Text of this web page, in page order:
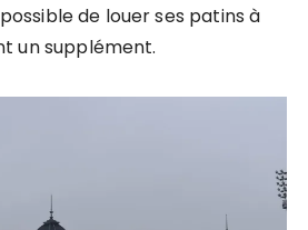
de louer ses patins à
un supplément.